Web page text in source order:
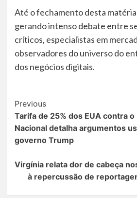
Até o fechamento desta
gerando intenso debate entre
críticos, especialistas em
observadores do universo do
dos negócios digitais.
Post
Navigation
Previous
Tarifa de 25% dos EUA contra
Nacional detalha argumentos
governo Trump
Virgínia relata dor de cabeça
à repercussão de